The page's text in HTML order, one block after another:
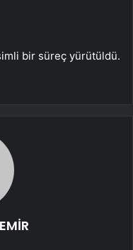
bir süreç yürütüldü.